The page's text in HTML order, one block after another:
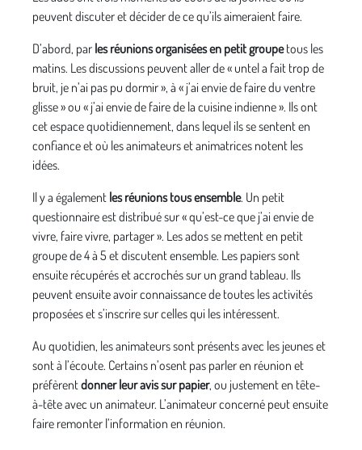
peuvent discuter et décider de ce qu’ils aimeraient faire.
D’abord, par les réunions organisées en petit groupetous les
matins. Les discussions peuvent aller de « untel a fait trop de
bruit, je n’ai pas pu dormir », à « j’ai envie de faire du ventre
glisse » ou « j’ai envie de faire de la cuisine indienne ». Ils ont
cet espace quotidiennement, dans lequel ils se sentent en
confiance et où les animateurs et animatrices notent les
idées.
Il y a également les réunions tous ensemble. Un petit
questionnaire est distribué sur « qu’est-ce que j’ai envie de
vivre, faire vivre, partager ». Les ados se mettent en petit
groupe de 4 à 5 et discutent ensemble. Les papiers sont
ensuite récupérés et accrochés sur un grand tableau. Ils
peuvent ensuite avoir connaissance de toutes les activités
proposées et s’inscrire sur celles qui les intéressent.
Au quotidien, les animateurs sont présents avec les jeunes et
sont à l’écoute. Certains n’osent pas parler en réunion et
préfèrentdonner leur avis sur papier, ou justement en tête-
à-tête avec un animateur. L’animateur concerné peut ensuite
faire remonter l’information en réunion.